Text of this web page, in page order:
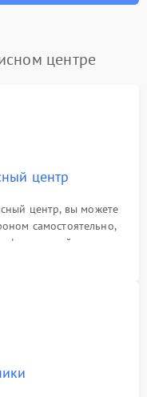
центре
центр
центр, вы можете
самостоятельно,
на сайте